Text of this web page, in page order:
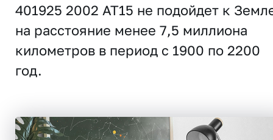
401925 2002 AT15 не подойдет к
на расстояние менее 7,5 миллиона
километров в период с 1900 по 2200
год.